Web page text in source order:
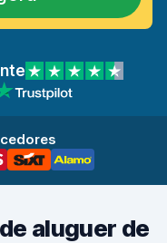
aluguer de